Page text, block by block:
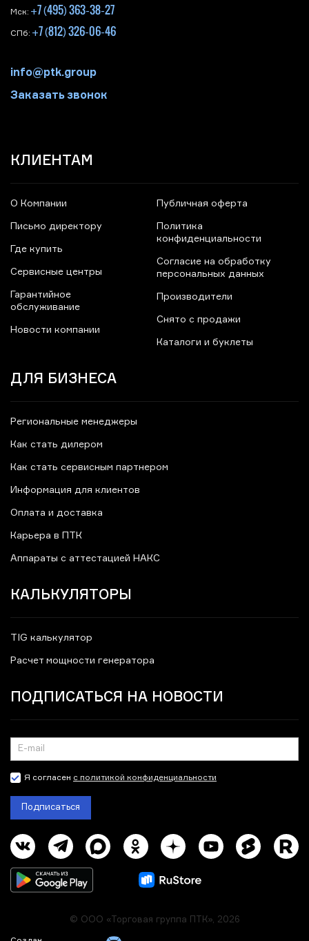
Мск: +7 (495) 363-38-27
СПб: +7 (812) 326-06-46
info@ptk.group
Заказать звонок
КЛИЕНТАМ
О Компании
Письмо директору
Где купить
Сервисные центры
Гарантийное
обслуживание
Новости компании
Публичная оферта
Политика
конфиденциальности
Согласие на обработку
персональных данных
Производители
Снято с продажи
Каталоги и буклеты
ДЛЯ БИЗНЕСА
Региональные менеджеры
Как стать дилером
Как стать сервисным партнером
Информация для клиентов
Оплата и доставка
Карьера в ПТК
Аппараты с аттестацией НАКС
КАЛЬКУЛЯТОРЫ
TIG калькулятор
Расчет мощности генератора
ПОДПИСАТЬСЯ НА НОВОСТИ
Я согласен с политикой конфиденциальности
Подписаться
© ООО «Торговая группа ПТК», 2026